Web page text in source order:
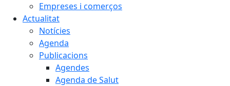
Empreses i comerços
Actualitat
Notícies
Agenda
Publicacions
Agendes
Agenda de Salut